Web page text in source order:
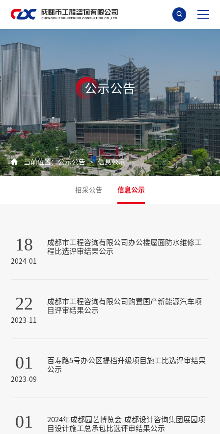

公示公告
 当前位置：公示公告 > 信息公示
招采公告 信息公示
18
2024-01
成都市工程咨询有限公司办公楼屋面防水维修工
程比选评审结果公示
22
2023-11
成都市工程咨询有限公司购置国产新能源汽车项
目评审结果公示
01
2023-09
百寿路5号办公区提档升级项目施工比选评审结果
公示
01
2024年成都园艺博览会-成都设计咨询集团展园项
目设计施工总承包比选评审结果公示